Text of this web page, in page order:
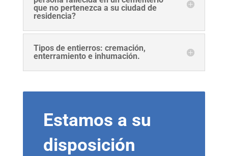
que no pertenezca a su ciudad de
residencia?
Tipos de entierros: cremación,
enterramiento e inhumación.
Estamos a su
disposición